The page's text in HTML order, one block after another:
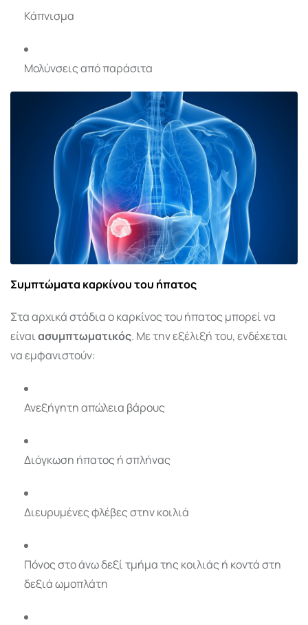
Κάπνισμα
Μολύνσεις από παράσιτα
Συμπτώματα καρκίνου του ήπατος
Στα αρχικά στάδια ο καρκίνος του ήπατος μπορεί να
είναιασυμπτωματικός. Με την εξέλιξή του, ενδέχεται
να εμφανιστούν:
Ανεξήγητη απώλεια βάρους
Διόγκωση ήπατος ή σπλήνας
Διευρυμένες φλέβες στην κοιλιά
Πόνος στο άνω δεξί τμήμα της κοιλιάς ή κοντά στη
δεξιά ωμοπλάτη